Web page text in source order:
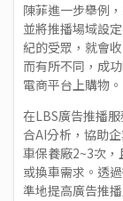
陳菲進一步舉例
並將推播場域設
紀的受眾，就會
而有所不同，成
電商平台上購物。
在LBS廣告推播
合AI分析，協助
車保養廠2~3次
或換車需求。透
準地提高廣告推播